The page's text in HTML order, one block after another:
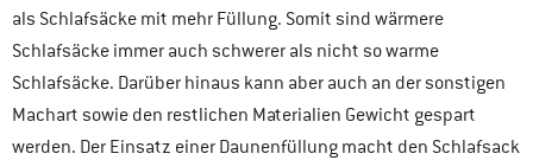
als Schlafsäcke mit mehr Füllung. Somit sind wärmere
Schlafsäcke immer auch schwerer als nicht so warme
Schlafsäcke. Darüber hinaus kann aber auch an der sonstigen
Machart sowie den restlichen Materialien Gewicht gespart
werden. Der Einsatz einer Daunenfüllung macht den Schlafsack